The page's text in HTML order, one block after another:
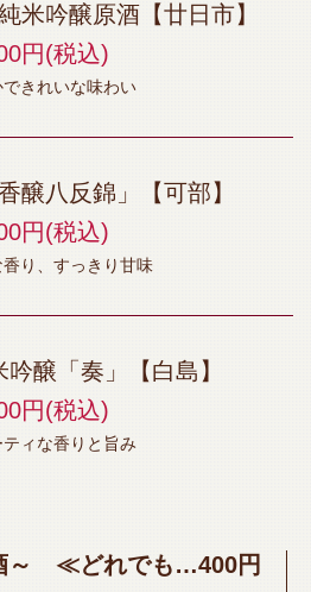
吟醸原酒【廿日市】
円(税込)
きれいな味わい
八反錦」【可部】
円(税込)
り、すっきり甘味
醸「奏」【白島】
円(税込)
ティな香りと旨み
～ ≪どれでも…400円